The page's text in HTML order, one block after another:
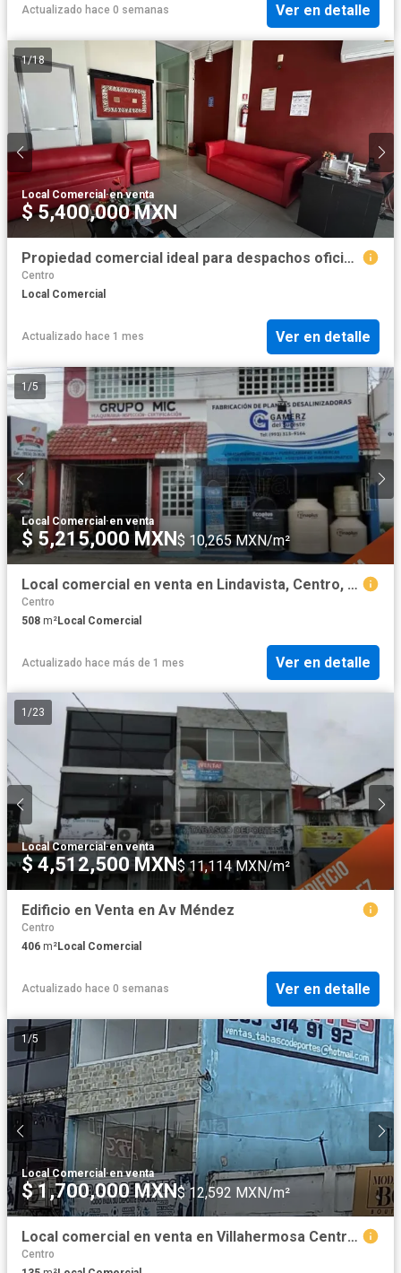
Actualizado hace 0 semanas Ver en detalle
1/18
Local Comercial·en venta
$ 5,400,000 MXN
Propiedad comercial ideal para despachos oficinas o clinicas
Centro
Local Comercial
Actualizado hace 1 mes Ver en detalle
1/5
Local Comercial ·en venta
$ 5,215,000 MXN$ 10,265 MXN/m²
Local comercial en venta en Lindavista, Centro, Tabasco
Centro
508 m²Local Comercial
Actualizado hace más de 1 mes Ver en detalle
1 /23
Local Comercial·en venta
$ 4,512,500 MXN $ 11,114 MXN/m²
Edificio en Venta en Av Méndez
Centro
406 m²Local Comercial
Actualizado hace 0 semanas Ver en detalle
1 /5
Local Comercial·en venta
$ 1,700,000 MXN$ 12,592 MXN/m²
Local comercial en venta en Villahermosa Centro, Centro, Tabasco
Centro